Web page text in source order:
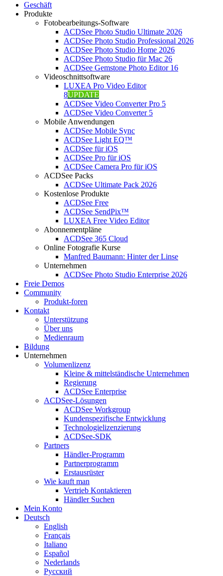
Geschäft
Produkte
Fotobearbeitungs-Software
ACDSee Photo Studio Ultimate 2026
ACDSee Photo Studio Professional 2026
ACDSee Photo Studio Home 2026
ACDSee Photo Studio für Mac 26
ACDSee Gemstone Photo Editor 16
Videoschnittsoftware
LUXEA Pro Video Editor
8UPDATE
ACDSee Video Converter Pro 5
ACDSee Video Converter 5
Mobile Anwendungen
ACDSee Mobile Sync
ACDSee Light EQ™
ACDSee für iOS
ACDSee Pro für iOS
ACDSee Camera Pro für iOS
ACDSee Packs
ACDSee Ultimate Pack 2026
Kostenlose Produkte
ACDSee Free
ACDSee SendPix™
LUXEA Free Video Editor
Abonnementpläne
ACDSee 365 Cloud
Online Fotografie Kurse
Manfred Baumann: Hinter der Linse
Unternehmen
ACDSee Photo Studio Enterprise 2026
Freie Demos
Community
Produkt-foren
Kontakt
Unterstützung
Über uns
Medienraum
Bildung
Unternehmen
Volumenlizenz
Kleine & mittelständische Unternehmen
Regierung
ACDSee Enterprise
ACDSee-Lösungen
ACDSee Workgroup
Kundenspezifische Entwicklung
Technologielizenzierung
ACDSee-SDK
Partners
Händler-Programm
Partnerprogramm
Erstausrüster​
Wie kauft man
Vertrieb Kontaktieren
Händler Suchen
Mein Konto
Deutsch
English
Français
Italiano
Español
Nederlands
Pусский